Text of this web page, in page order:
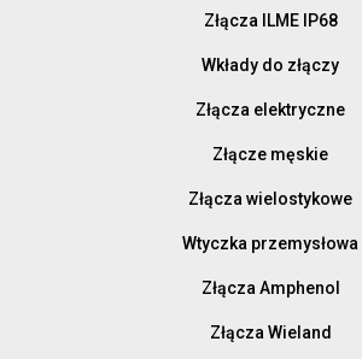
Złącza ILME IP68
Wkłady do złączy
Złącza elektryczne
Złącze męskie
Złącza wielostykowe
Wtyczka przemysłowa
Złącza Amphenol
Złącza Wieland